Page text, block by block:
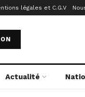
légales et C.G.V
Actualité